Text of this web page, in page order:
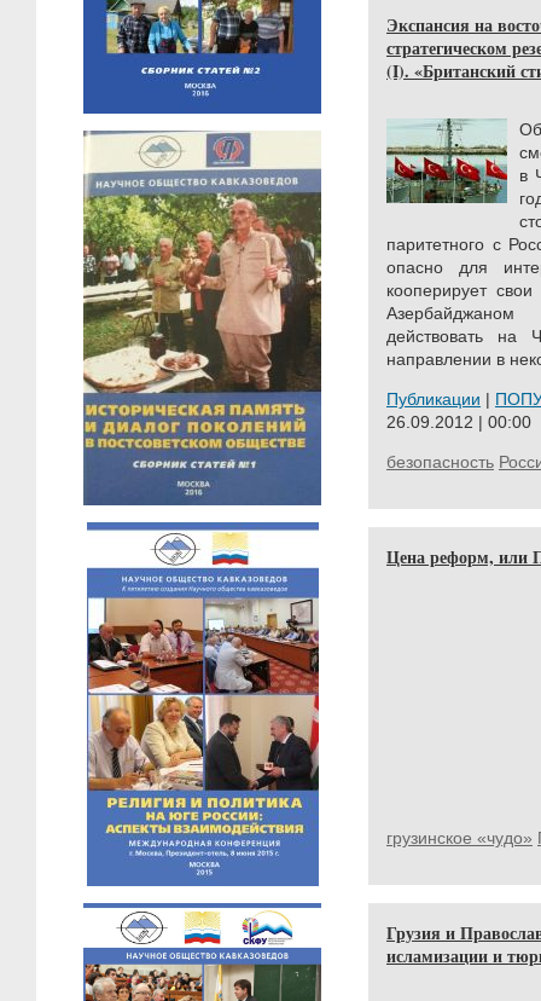
Экспансия на
стратегическом
(I). «Британский
в
паритетного с
опасно для
кооперирует
действовать на
направлении в
Публикации |
26.09.2012 | 00:00
безопасность
Цена реформ, или
грузинское «чудо»
Грузия и
исламизации и